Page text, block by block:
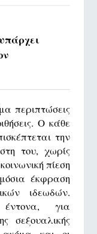
περιπτώσεις
Ο κάθε
την
του, χωρίς
πίεση
έκφραση
ιδεωδών.
για
σεξουαλικής